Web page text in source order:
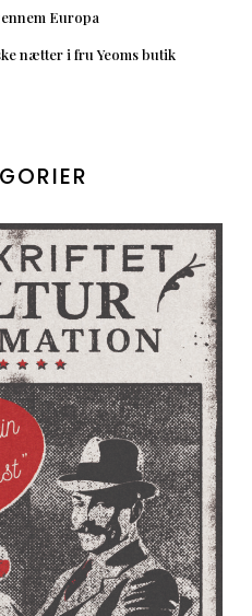
Europa
nætter i fru Yeoms butik